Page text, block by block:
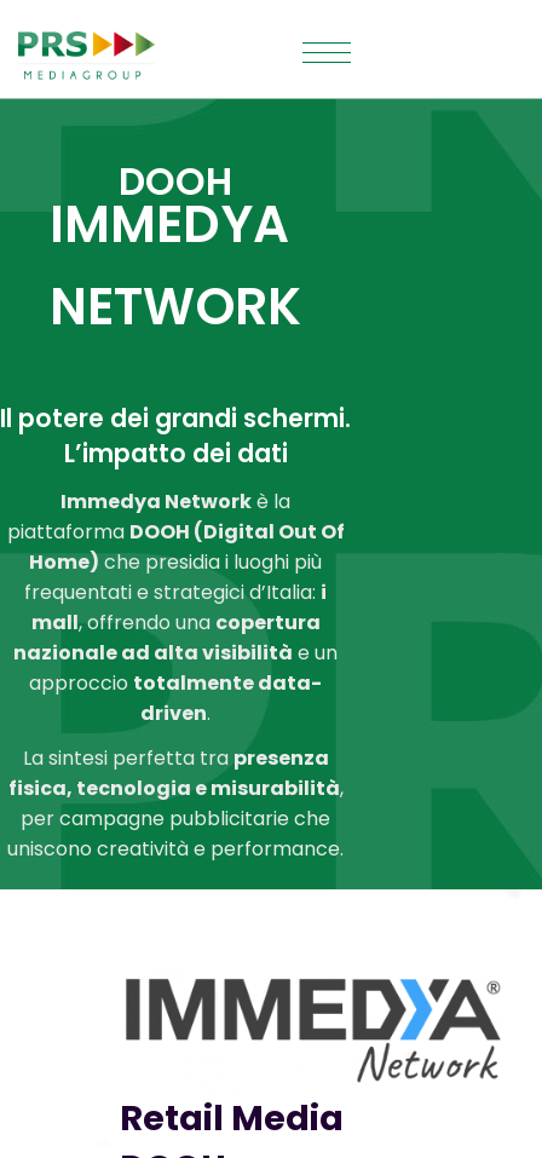
DOOH
IMMEDYA
NETWORK
Il potere dei grandi schermi.
L’impatto dei dati
Immedya Networkè la
piattaforma DOOH (Digital Out Of
Home)che presidia i luoghi più
frequentati e strategici d’Italia: i
mall, offrendo una copertura
nazionale ad alta visibilità e un
approccio totalmente data-
driven.
La sintesi perfetta tra presenza
fisica, tecnologia e misurabilità,
per campagne pubblicitarie che
uniscono creatività e performance.
Retail Media